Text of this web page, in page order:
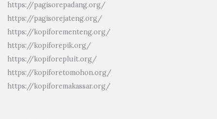
https://pagisorepadang.org/
https://pagisorejateng.org/
https://kopiforementeng.org/
https://kopiforepik.org/
https://kopiforepluit.org/
https://kopiforetomohon.org/
https://kopiforemakassar.org/